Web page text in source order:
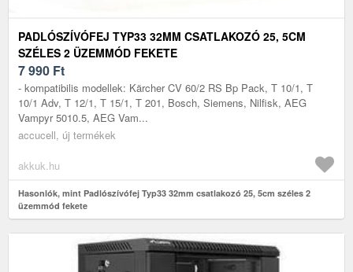
PADLÓSZÍVÓFEJ TYP33 32MM CSATLAKOZÓ 25, 5CM
SZÉLES 2 ÜZEMMÓD FEKETE
7 990 Ft
- kompatibilis modellek: Kärcher CV 60/2 RS Bp Pack, T 10/1, T
10/1 Adv, T 12/1, T 15/1, T 201, Bosch, Siemens, Nilfisk, AEG
Vampyr 5010.5, AEG Vam...
accucell, új termékek
akkuk.hu
Hasonlók, mint Padlószívófej Typ33 32mm csatlakozó 25, 5cm széles 2
üzemmód fekete